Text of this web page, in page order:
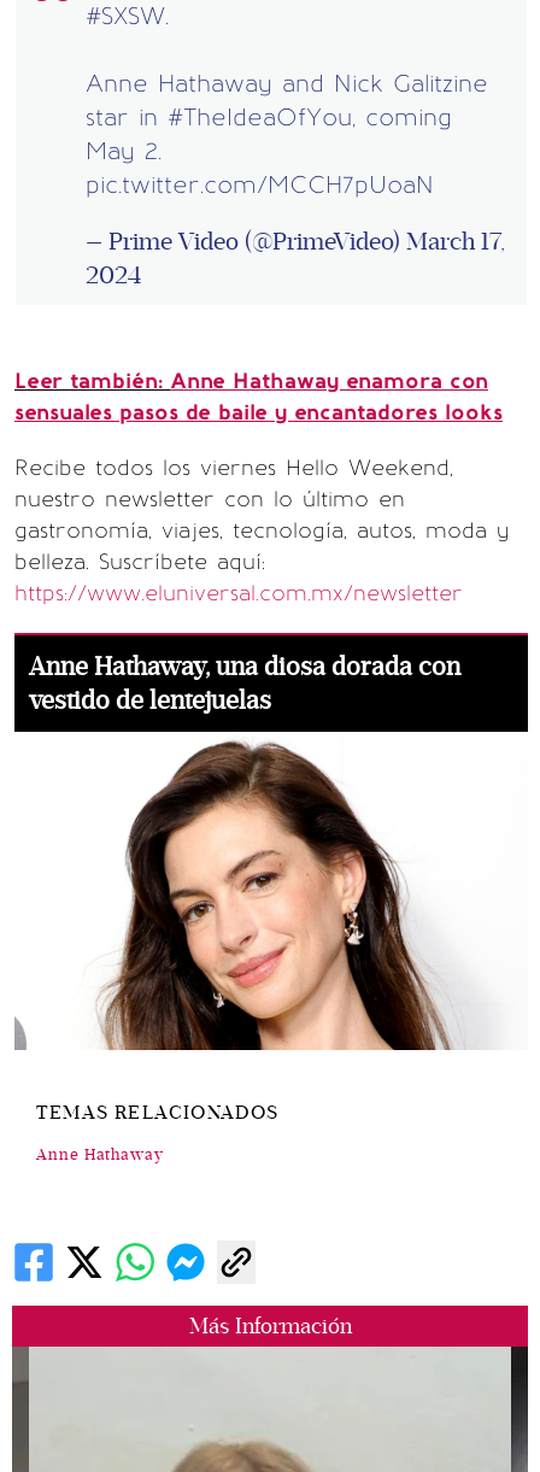
Más Información
#SXSW.
Anne Hathaway and Nick Galitzine
star in #TheIdeaOfYou, coming
May 2.
pic.twitter.com/MCCH7pUoaN
— Prime Video (@PrimeVideo) March 17,
2024
Leer también: Anne Hathaway enamora con
sensuales pasos de baile y encantadores looks
Recibe todos los viernes Hello Weekend,
nuestro newsletter con lo último en
gastronomía, viajes, tecnología, autos, moda y
belleza. Suscríbete aquí:
https://www.eluniversal.com.mx/newsletter
Anne Hathaway, una diosa dorada con
vestido de lentejuelas
TEMAS RELACIONADOS
Anne Hathaway